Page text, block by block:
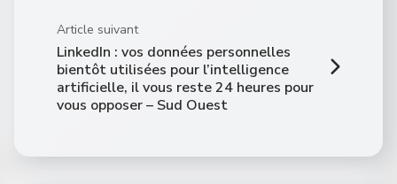
Article suivant
LinkedIn : vos données personnelles
bientôt utilisées pour l’intelligence
artificielle, il vous reste 24 heures pour
vous opposer – Sud Ouest